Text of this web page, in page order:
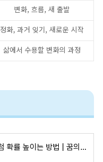
변화, 흐름, 새 출발
정화, 과거 잊기, 새로운 시작
삶에서 수용할 변화의 과정
로또 꿈 분석 & 당첨 확률 높이는 방법 | 꿈의 비밀과 해석법